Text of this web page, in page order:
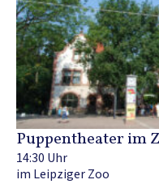
Puppentheater im
14:30 Uhr
im Leipziger Zoo